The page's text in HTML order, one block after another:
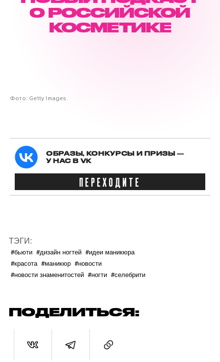
О РОССИЙСКОЙ
КОСМЕТИКЕ
Фото: Getty Images.
ОБРАЗЫ, КОНКУРСЫ И ПРИЗЫ —
У НАС В VK
ПЕРЕХОДИТЕ
ТЭГИ:
#бьюти #дизайн ногтей #идеи маникюра
#красота #маникюр #новости
#новости знаменитостей #ногти #селебрити
ПОДЕЛИТЬСЯ: